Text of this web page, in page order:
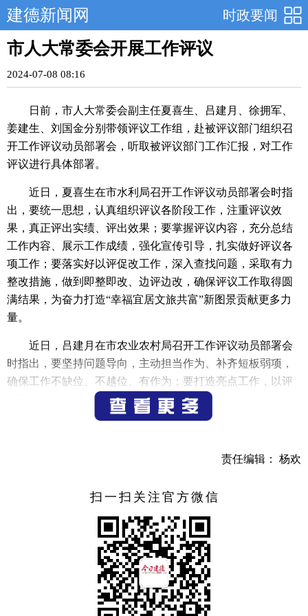
时政要闻
建德新闻网
市人大常委会开展工作评议
2024-07-08 08:16
日前，市人大常委会副主任夏喜生、吕建月、徐拥军、
姜建生、刘国金分别带领评议工作组，赴被评议部门组织召
开工作评议动员部署会，听取被评议部门工作汇报，对工作
评议进行具体部署。
近日，夏喜生在市水利局召开工作评议动员部署会时指
出，要统一思想，认真组织评议各阶段工作，注重评议效
果，真正评出实绩、评出效果；要掌握评议内容，充分总结
工作内容、展示工作成绩，强化宣传引导，扎实做好评议各
项工作；要落实好以评促改工作，深入查找问题，采取有力
整改措施，做到即整即改、边评边改，确保评议工作取得圆
满结果，为奋力打造“幸福宜居文旅共富”新图景贡献更多力
量。
近日，吕建月在市农业农村局召开工作评议动员部署会
时指出，要坚持问题导向，主动担当作为、补齐短板弱项，
确保工作不缺位、不越位、有作为；要打造亮点工作，以评
议工作为契机展示成果、宣传亮点；要坚持高标准，抓实抓
好评议各阶段工作，确保取得实效；要聚焦评议高质量，加
署会时指出，要有序推进评议工作，把握评议目标要求，明
确评议步骤节点，对照评议内容查漏补缺，扎实抓好各个环
节；要充分展示亮点工作，展示成果、宣传亮点；要高效落
实整改工作，增强整改措施的针对性和操作性，明确整改内
容的具体性和可行性，做到评改结合，进一步提升工作实
责任编辑： 杨欢
扫一扫关注官方微信